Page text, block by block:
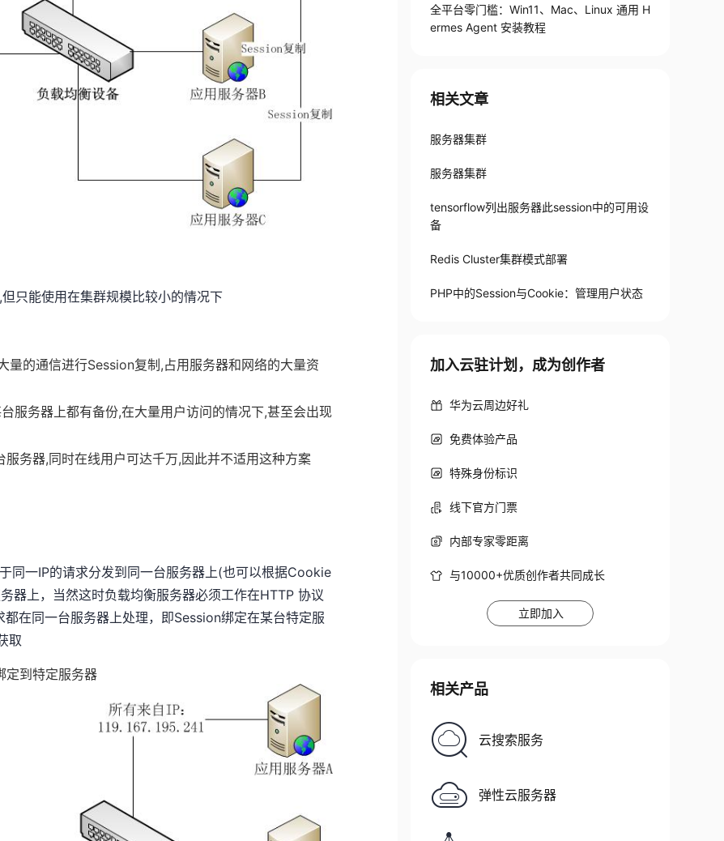
只能使用在集群规模比较小的情况下
量的通信进行Session复制,占用服务器和网络的大量资
服务器上都有备份,在大量用户访问的情况下,甚至会出现
务器,同时在线用户可达千万,因此并不适用这种方案
同一IP的请求分发到同一台服务器上(也可以根据Cookie
器上，当然这时负载均衡服务器必须工作在HTTP 协议
在同一台服务器上处理，即Session绑定在某台特定服
取
定到特定服务器
全平台零门槛：Win11、Mac、Linux 通用 H
ermes Agent 安装教程
相关文章
服务器集群
服务器集群
tensorflow列出服务器此session中的可用设
备
Redis Cluster集群模式部署
PHP中的Session与Cookie：管理用户状态
加入云驻计划，成为创作者
华为云周边好礼
免费体验产品
特殊身份标识
线下官方门票
内部专家零距离
与10000+优质创作者共同成长
立即加入
相关产品
云搜索服务
弹性云服务器